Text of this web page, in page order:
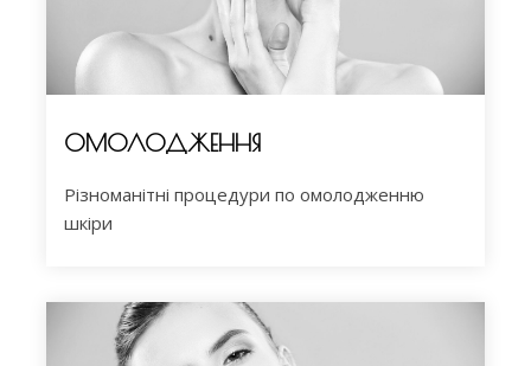
ОМОЛОДЖЕННЯ
Різноманітні процедури по омолодженню
шкіри